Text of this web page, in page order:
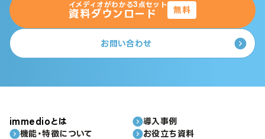
イメディオがわかる3点セット
資料ダウンロード 無料
お問い合わせ
immedioとは
機能・特徴について
導入事例
お役立ち資料